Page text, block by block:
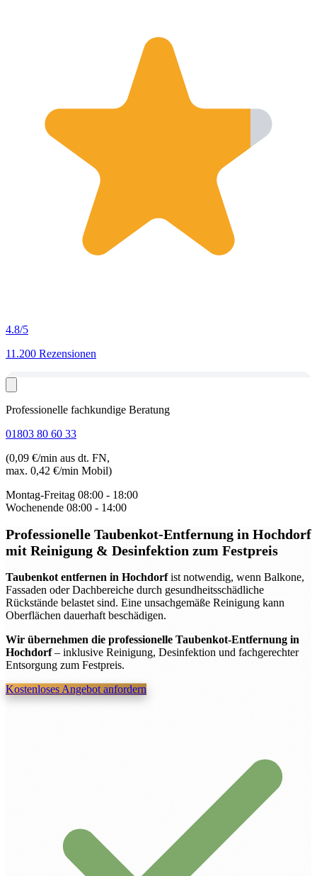
4.8/5
11.200 Rezensionen
Professionelle fachkundige Beratung
01803 80 60 33
(0,09 €/min aus dt. FN,
max. 0,42 €/min Mobil)
Montag-Freitag 08:00 - 18:00
Wochenende 08:00 - 14:00
Professionelle Taubenkot-Entfernung in Hochdorf
mit Reinigung & Desinfektion zum Festpreis
Taubenkot entfernen in Hochdorfist notwendig, wenn Balkone,
Fassaden oder Dachbereiche durch gesundheitsschädliche
Rückstände belastet sind. Eine unsachgemäße Reinigung kann
Oberflächen dauerhaft beschädigen.
Wir übernehmen die professionelle Taubenkot-Entfernung in
Hochdorf– inklusive Reinigung, Desinfektion und fachgerechter
Entsorgung zum Festpreis.
Kostenloses Angebot anfordern